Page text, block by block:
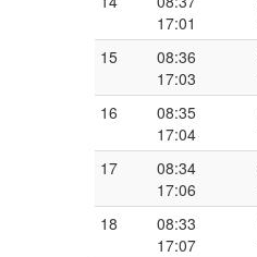
17:01
15
08:36
17:03
16
08:35
17:04
17
08:34
17:06
18
08:33
17:07